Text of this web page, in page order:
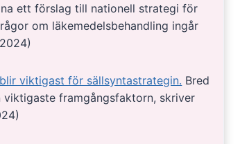
ett förslag till nationell strategi för
om läkemedelsbehandling ingår
viktigast för sällsyntastrategin. Bred
viktigaste framgångsfaktorn, skriver